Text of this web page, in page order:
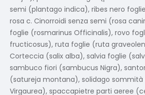
semi (plantago indica), ribes nero
rosa c. Cinorroidi senza semi (rosa
foglie (rosmarinus Officinalis), rovo
fructicosus), ruta foglie (ruta
Corteccia (salix alba), salvia foglie
sambuco fiori (sambucus Nigra),
(satureja montana), solidago sommità
Virgaurea), spaccapietre parti aeree